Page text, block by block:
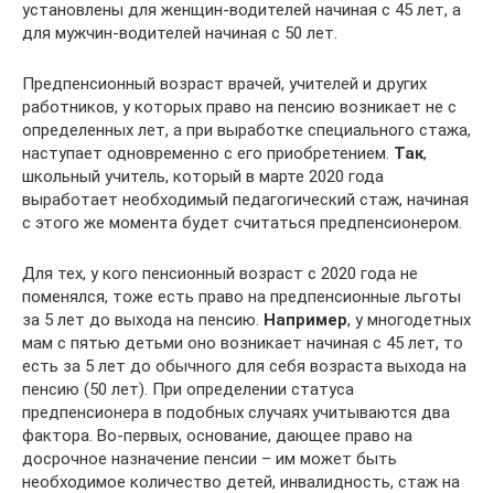
установлены для женщин-водителей начиная с 45 лет, а
для мужчин-водителей начиная с 50 лет.
Предпенсионный возраст врачей, учителей и других
работников, у которых право на пенсию возникает не с
определенных лет, а при выработке специального стажа,
наступает одновременно с его приобретением. Так,
школьный учитель, который в марте 2020 года
выработает необходимый педагогический стаж, начиная
с этого же момента будет считаться предпенсионером.
Для тех, у кого пенсионный возраст с 2020 года не
поменялся, тоже есть право на предпенсионные льготы
за 5 лет до выхода на пенсию. Например, у многодетных
мам с пятью детьми оно возникает начиная с 45 лет, то
есть за 5 лет до обычного для себя возраста выхода на
пенсию (50 лет). При определении статуса
предпенсионера в подобных случаях учитываются два
фактора. Во-первых, основание, дающее право на
досрочное назначение пенсии – им может быть
необходимое количество детей, инвалидность, стаж на